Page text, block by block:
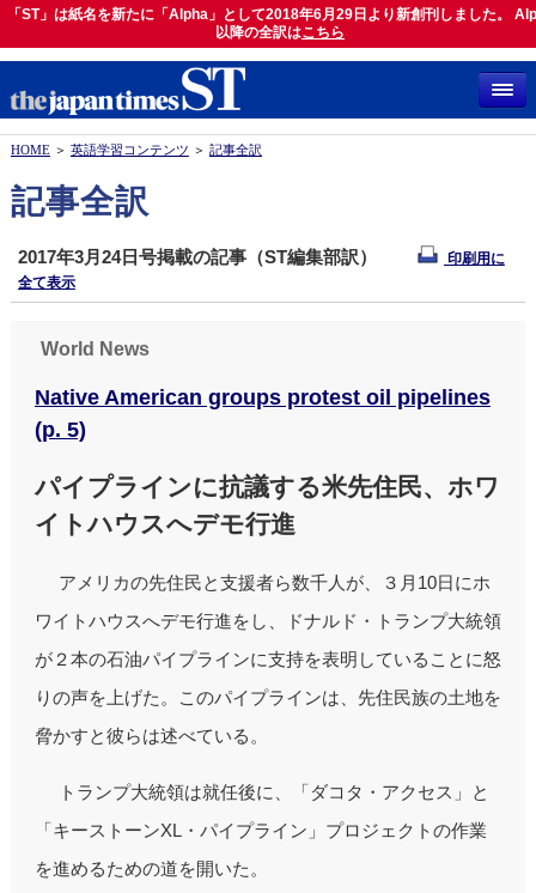
「ST」は紙名を新たに「Alpha」として2018年6月29日より新創刊しました。
以降の全訳はこちら
「ST」は紙名を新たに「Alpha」として2018年6月29日より新創刊しました。
以降の全訳はこちら
HOME＞ 英語学習コンテンツ ＞ 記事全訳
記事全訳
2017年3月24日号掲載の記事（ST編集部訳）
印刷用に
全て表示
World News
Native American groups protest oil pipelines
(p. 5)
パイプラインに抗議する米先住民、ホワ
イトハウスへデモ行進
アメリカの先住民と支援者ら数千人が、３月10日にホ
ワイトハウスへデモ行進をし、ドナルド・トランプ大統領
が２本の石油パイプラインに支持を表明していることに怒
りの声を上げた。このパイプラインは、先住民族の土地を
脅かすと彼らは述べている。
トランプ大統領は就任後に、「ダコタ・アクセス」と
「キーストーンXL・パイプライン」プロジェクトの作業
を進めるための道を開いた。